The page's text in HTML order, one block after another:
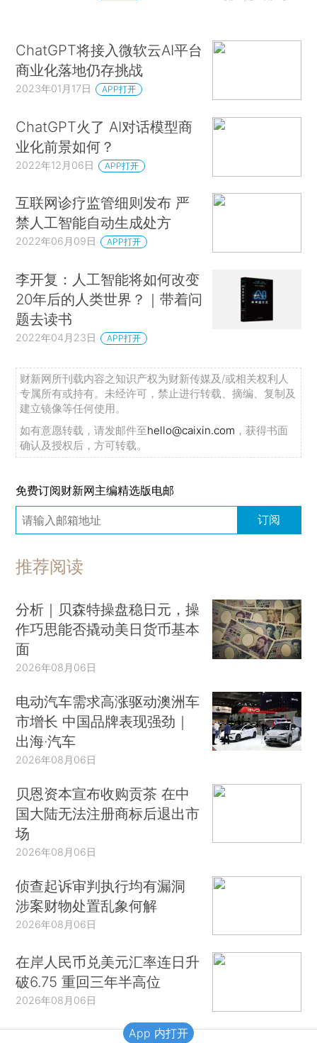
ChatGPT将接入微软云AI平台
商业化落地仍存挑战
2023年01月17日 APP打开
ChatGPT火了 AI对话模型商
业化前景如何？
2022年12月06日 APP打开
互联网诊疗监管细则发布 严
禁人工智能自动生成处方
2022年06月09日 APP打开
李开复：人工智能将如何改变
20年后的人类世界？｜带着问
题去读书
2022年04月23日 APP打开
财新网所刊载内容之知识产权为财新传媒及/或相关权利人
专属所有或持有。未经许可，禁止进行转载、摘编、复制及
建立镜像等任何使用。
如有意愿转载，请发邮件至hello@caixin.com ，获得书面
确认及授权后，方可转载。
免费订阅财新网主编精选版电邮
订阅
推荐阅读
分析｜贝森特操盘稳日元，操
作巧思能否撬动美日货币基本
面
2026年08月06日
电动汽车需求高涨驱动澳洲车
市增长 中国品牌表现强劲｜
出海·汽车
2026年08月06日
贝恩资本宣布收购贡茶 在中
国大陆无法注册商标后退出市
场
2026年08月06日
侦查起诉审判执行均有漏洞
涉案财物处置乱象何解
2026年08月06日
在岸人民币兑美元汇率连日升
破6.75 重回三年半高位
2026年08月06日
App 内打开